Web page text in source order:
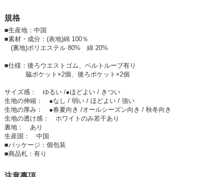
綿だけどレースのデザインがシワを目立ちにくくしてくれるので嬉しい。
カジュアルにも少し綺麗めにも合わせれるので
1枚持っておくとコーデの幅が広がります♪
カラーはホワイト・ベージュ・ミルクティーベージュ・ラベンダーグレ
(実物と近いカラーはcolor variation画像を参考にしてください)
【商品のイメージ】 カジュアル、ナチュラル
【着用シーン】 レジャー・旅行・街着・お買い物・ママ会などにお勧め
安心と安全：専門の検品工場で、一品一品検査して合格した商品です。
#メッシュパンツ #サーカスパンツ #ワイドパンツ #ボトムス #カーブパン
ツ #ボトムス #レースパンツ #春夏
n-6402
規格
■生産地：中国
■素材・成分：(表地)綿 100％
(裏地)ポリエステル 80% 綿 20%
■仕様：後ろウエストゴム、ベルトループ有り
脇ポケット×2個、後ろポケット×2個
サイズ感： ゆるい /●ほどよい / きつい
生地の伸縮： ●なし / 弱い / ほどよい / 強い
生地の厚み： ●春夏向き /オールシーズン向き / 秋冬向き
生地の透け感： ホワイトのみ若干あり
裏地： あり
生産国： 中国
■パッケージ：個包装
■商品札：有り